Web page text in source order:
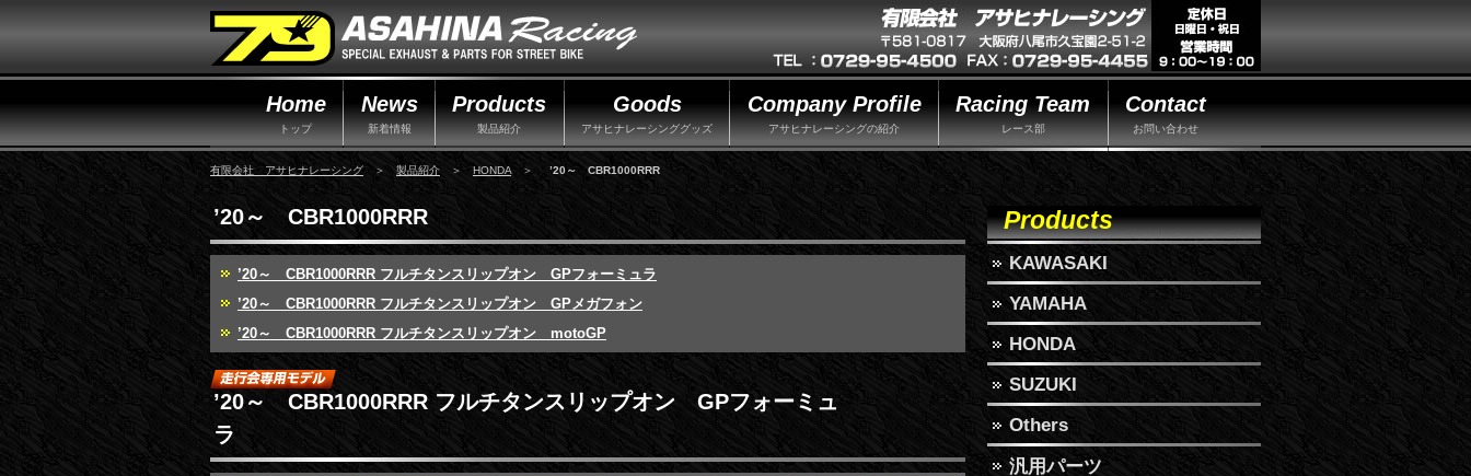
Home
トップ
News
新着情報
Products
製品紹介
Goods
アサヒナレーシンググッズ
Company Profile
アサヒナレーシングの紹介
Racing Team
レース部
Contact
お問い合わせ
有限会社 アサヒナレーシング ＞ 製品紹介 ＞ HONDA＞ ’20～ CBR1000RRR
’20～ CBR1000RRR
’20～ CBR1000RRR フルチタンスリップオン GPフォーミュラ
’20～ CBR1000RRR フルチタンスリップオン GPメガフォン
’20～ CBR1000RRR フルチタンスリップオン motoGP
’20～ CBR1000RRR フルチタンスリップオン GPフォーミュ
ラ
Products
KAWASAKI
YAMAHA
HONDA
SUZUKI
Others
汎用パーツ